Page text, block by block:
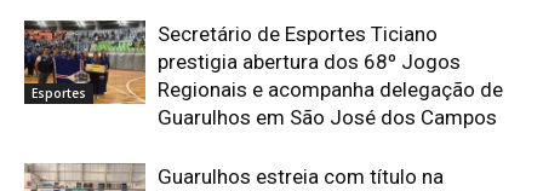
Esportes
Secretário de Esportes Ticiano
prestigia abertura dos 68º Jogos
Regionais e acompanha delegação de
Guarulhos em São José dos Campos
Guarulhos estreia com título na